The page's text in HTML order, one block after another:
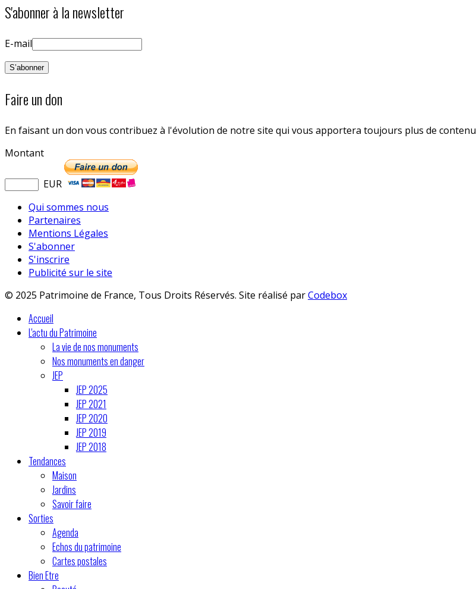
S'abonner à la newsletter
E-mail
Faire un don
En faisant un don vous contribuez à l'évolution de notre site qui vous apportera toujours plus de contenu
Montant
EUR
Qui sommes nous
Partenaires
Mentions Légales
S'abonner
S'inscrire
Publicité sur le site
© 2025 Patrimoine de France, Tous Droits Réservés. Site réalisé parCodebox
Accueil
L'actu du Patrimoine
La vie de nos monuments
Nos monuments en danger
JEP
JEP 2025
JEP 2021
JEP 2020
JEP 2019
JEP 2018
Tendances
Maison
Jardins
Savoir faire
Sorties
Agenda
Echos du patrimoine
Cartes postales
Bien Etre